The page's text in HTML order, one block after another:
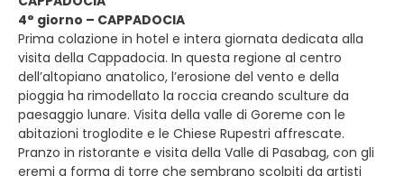
4° giorno – CAPPADOCIA
Prima colazione in hotel e intera giornata dedicata alla
visita della Cappadocia. In questa regione al centro
dell’altopiano anatolico, l’erosione del vento e della
pioggia ha rimodellato la roccia creando sculture da
paesaggio lunare. Visita della valle di Goreme con le
abitazioni troglodite e le Chiese Rupestri affrescate.
Pranzo in ristorante e visita della Valle di Pasabag, con gli
eremi a forma di torre che sembrano scolpiti da artisti